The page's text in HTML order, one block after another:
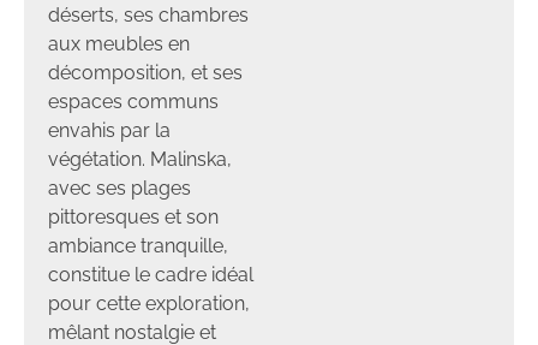
déserts, ses chambres
aux meubles en
décomposition, et ses
espaces communs
envahis par la
végétation. Malinska,
avec ses plages
pittoresques et son
ambiance tranquille,
constitue le cadre idéal
pour cette exploration,
mêlant nostalgie et